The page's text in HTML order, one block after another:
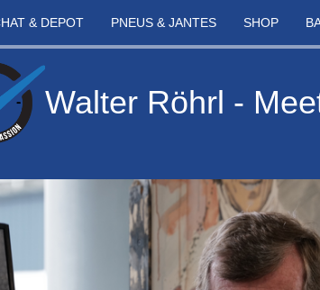
& DEPOT PNEUS & JANTES SHOP
Walter Röhrl -